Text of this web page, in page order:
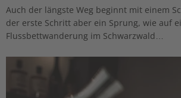
Auch der längste Weg beginnt mit einem
der erste Schritt aber ein Sprung, wie auf
Flussbettwanderung im Schwarzwald…